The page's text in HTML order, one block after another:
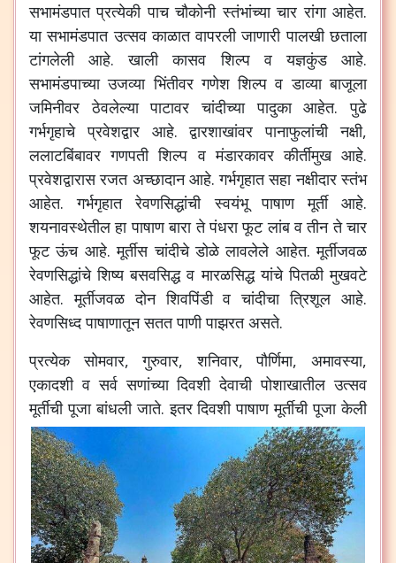
सभामंडपात प्रत्येकी पाच चौकोनी स्तंभांच्या चार रांगा आहेत.
या सभामंडपात उत्सव काळात वापरली जाणारी पालखी छताला
टांगलेली
आहे.खाली कासव शिल्प व यज्ञकुंड आहे.
सभामंडपाच्या उजव्या भिंतीवर गणेश शिल्प व डाव्या बाजूला
जमिनीवर ठेवलेल्या पाटावर चांदीच्या पादुका आहेत.पुढे
गर्भगृहाचे प्रवेशद्वार आहे.द्वारशाखांवर पानाफुलांची नक्षी,
ललाटबिंबावर गणपती शिल्प व मंडारकावर कीर्तीमुख आहे.
प्रवेशद्वारास रजत अच्छादान आहे.गर्भगृहात सहा नक्षीदार स्तंभ
आहेत.गर्भगृहात रेवणसिद्धांची स्वयंभू पाषाण मूर्ती आहे.
शयनावस्थेतील हा पाषाण बारा ते पंधरा फूट लांब व तीन ते चार
फूट ऊंच आहे.मूर्तीस चांदीचे डोळे लावलेले आहेत.मूर्तीजवळ
रेवणसिद्धांचे शिष्य बसवसिद्ध व मारळसिद्ध यांचे पितळी मुखवटे
आहेत.मूर्तीजवळ दोन शिवपिंडी व चांदीचा त्रिशूल आहे.
रेवणसिध्द पाषाणातून सतत पाणी पाझरत असते.
प्रत्येक
सोमवार,गुरुवार,शनिवार,पौर्णिमा,अमावस्या,
एकादशी व सर्व सणांच्या दिवशी देवाची पोशाखातील उत्सव
मूर्तीची पूजा बांधली जाते.इतर दिवशी पाषाण मूर्तीची पूजा केली